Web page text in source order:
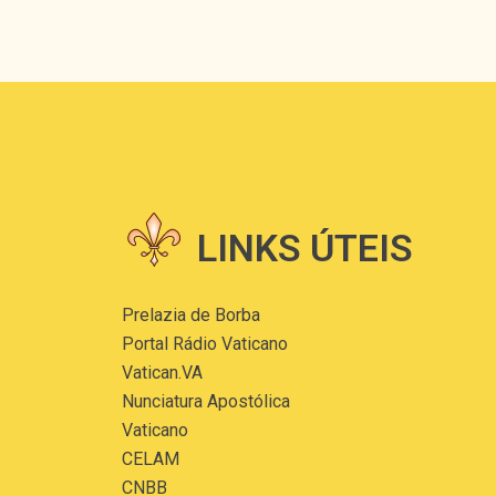
LINKS ÚTEIS
Prelazia de Borba
Portal Rádio Vaticano
Vatican.VA
Nunciatura Apostólica
Vaticano
CELAM
CNBB